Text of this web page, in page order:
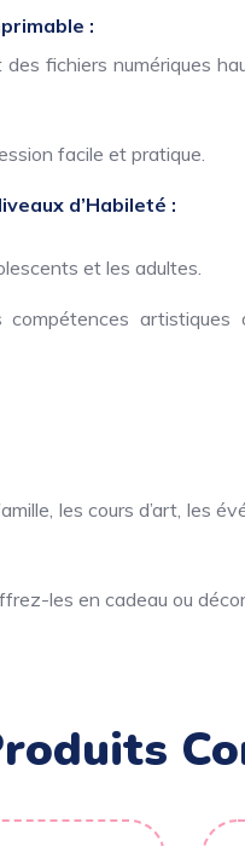
:
fichiers numériques
facile et pratique.
d’Habileté :
et les adultes.
les cours d’art, les
les en cadeau ou